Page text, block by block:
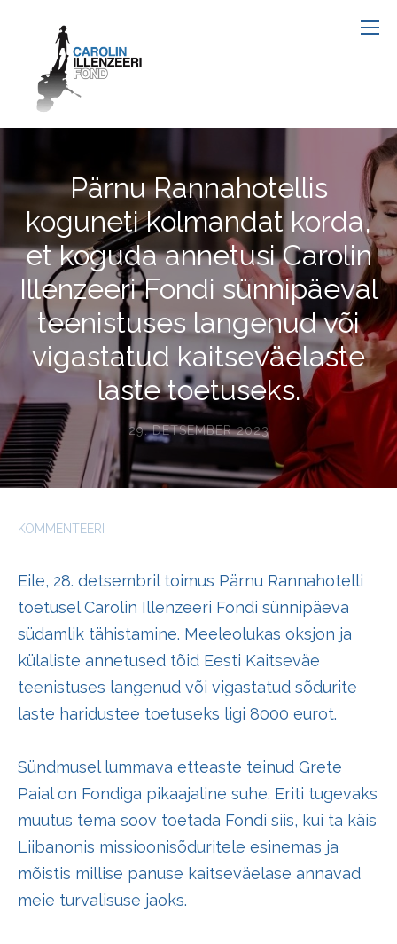
Pärnu Rannahotellis
koguneti kolmandat korda,
et koguda annetusi Carolin
Illenzeeri Fondi sünnipäeval
teenistuses langenud või
vigastatud kaitseväelaste
laste toetuseks.
29. DETSEMBER 2023
KOMMENTEERI
Eile, 28. detsembril toimus Pärnu Rannahotelli
toetusel Carolin Illenzeeri Fondi sünnipäeva
südamlik tähistamine. Meeleolukas oksjon ja
külaliste annetused tõid Eesti Kaitseväe
teenistuses langenud või vigastatud sõdurite
laste haridustee toetuseks ligi 8000 eurot.
Sündmusel lummava etteaste teinud Grete
Paial on Fondiga pikaajaline suhe. Eriti tugevaks
muutus tema soov toetada Fondi siis, kui ta käis
Liibanonis missioonisõduritele esinemas ja
mõistis millise panuse kaitseväelase annavad
meie turvalisuse jaoks.